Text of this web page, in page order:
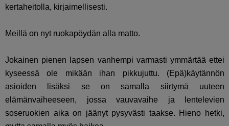
kertaheitolla, kirjaimellisesti.
Meillä on nyt ruokapöydän alla matto.
Jokainen pienen lapsen vanhempi varmasti ymmärtää ettei
kyseessä ole mikään ihan pikkujuttu. (Epä)käytännön
asioiden lisäksi se on samalla siirtymä uuteen
elämänvaiheeseen, jossa vauvavaihe ja lentelevien
soseruokien aika on jäänyt pysyvästi taakse. Hieno hetki,